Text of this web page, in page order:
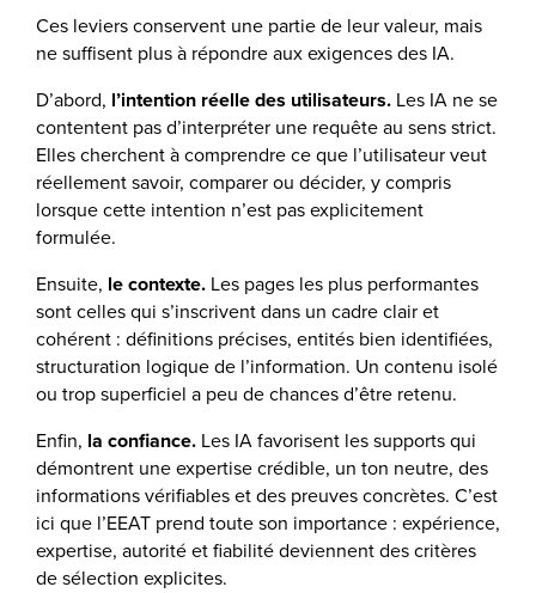
Ces leviers conservent une partie de leur valeur, mais
ne suffisent plus à répondre aux exigences des IA.
D’abord, l’intention réelle des utilisateurs. Les IA ne se
contentent pas d’interpréter une requête au sens strict.
Elles cherchent à comprendre ce que l’utilisateur veut
réellement savoir, comparer ou décider, y compris
lorsque cette intention n’est pas explicitement
formulée.
Ensuite, le contexte. Les pages les plus performantes
sont celles qui s’inscrivent dans un cadre clair et
cohérent : définitions précises, entités bien identifiées,
structuration logique de l’information. Un contenu isolé
ou trop superficiel a peu de chances d’être retenu.
Enfin, la confiance. Les IA favorisent les supports qui
démontrent une expertise crédible, un ton neutre, des
informations vérifiables et des preuves concrètes. C’est
ici que l’EEAT prend toute son importance : expérience,
expertise, autorité et fiabilité deviennent des critères
de sélection explicites.